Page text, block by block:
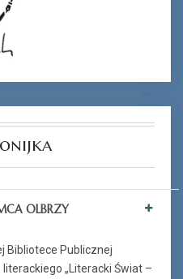
OLBRZY
Bibliotece Publicznej
„Literacki Świat –